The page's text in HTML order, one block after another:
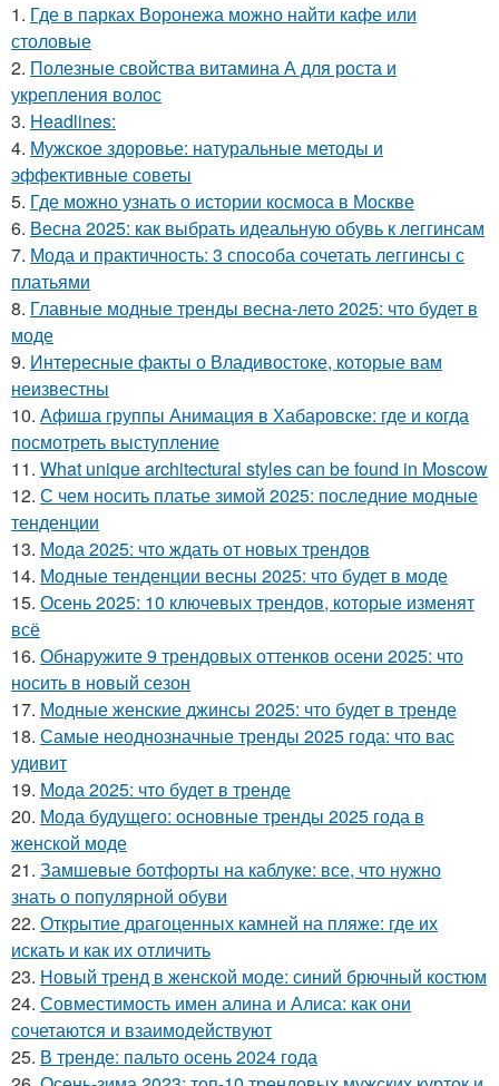
1. Где в парках Воронежа можно найти кафе или
столовые
2. Полезные свойства витамина А для роста и
укрепления волос
3. Headlines:
4. Мужское здоровье: натуральные методы и
эффективные советы
5. Где можно узнать о истории космоса в Москве
6. Весна 2025: как выбрать идеальную обувь к леггинсам
7. Мода и практичность: 3 способа сочетать леггинсы с
платьями
8. Главные модные тренды весна-лето 2025: что будет в
моде
9. Интересные факты о Владивостоке, которые вам
неизвестны
10. Афиша группы Анимация в Хабаровске: где и когда
посмотреть выступление
11. What unique architectural styles can be found in Moscow
12. С чем носить платье зимой 2025: последние модные
тенденции
13. Мода 2025: что ждать от новых трендов
14. Модные тенденции весны 2025: что будет в моде
15. Осень 2025: 10 ключевых трендов, которые изменят
всё
16. Обнаружите 9 трендовых оттенков осени 2025: что
носить в новый сезон
17. Модные женские джинсы 2025: что будет в тренде
18. Самые неоднозначные тренды 2025 года: что вас
удивит
19. Мода 2025: что будет в тренде
20. Мода будущего: основные тренды 2025 года в
женской моде
21. Замшевые ботфорты на каблуке: все, что нужно
знать о популярной обуви
22. Открытие драгоценных камней на пляже: где их
искать и как их отличить
23. Новый тренд в женской моде: синий брючный костюм
24. Совместимость имен алина и Алиса: как они
сочетаются и взаимодействуют
25. В тренде: пальто осень 2024 года